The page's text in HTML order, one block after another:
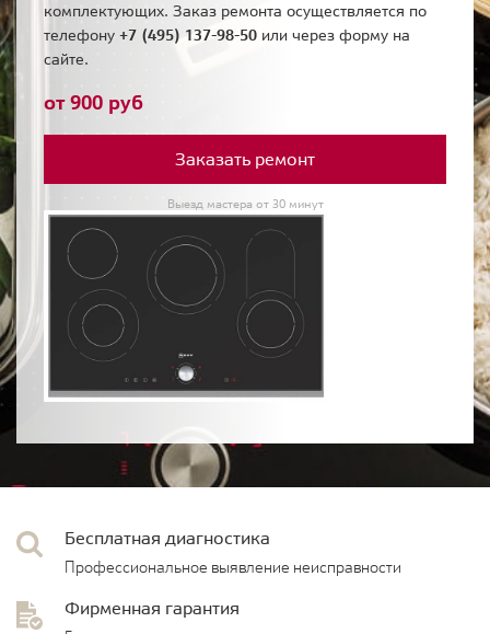
комплектующих. Заказ ремонта осуществляется по
телефону +7 (495) 137-98-50 или через форму на
сайте.
от 900 руб
Заказать ремонт
Выезд мастера от 30 минут
Бесплатная диагностика
Профессиональное выявление неисправности
Фирменная гарантия